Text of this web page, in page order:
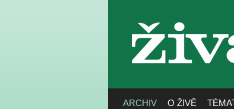
živa
ARCHIV O ŽIVĚ